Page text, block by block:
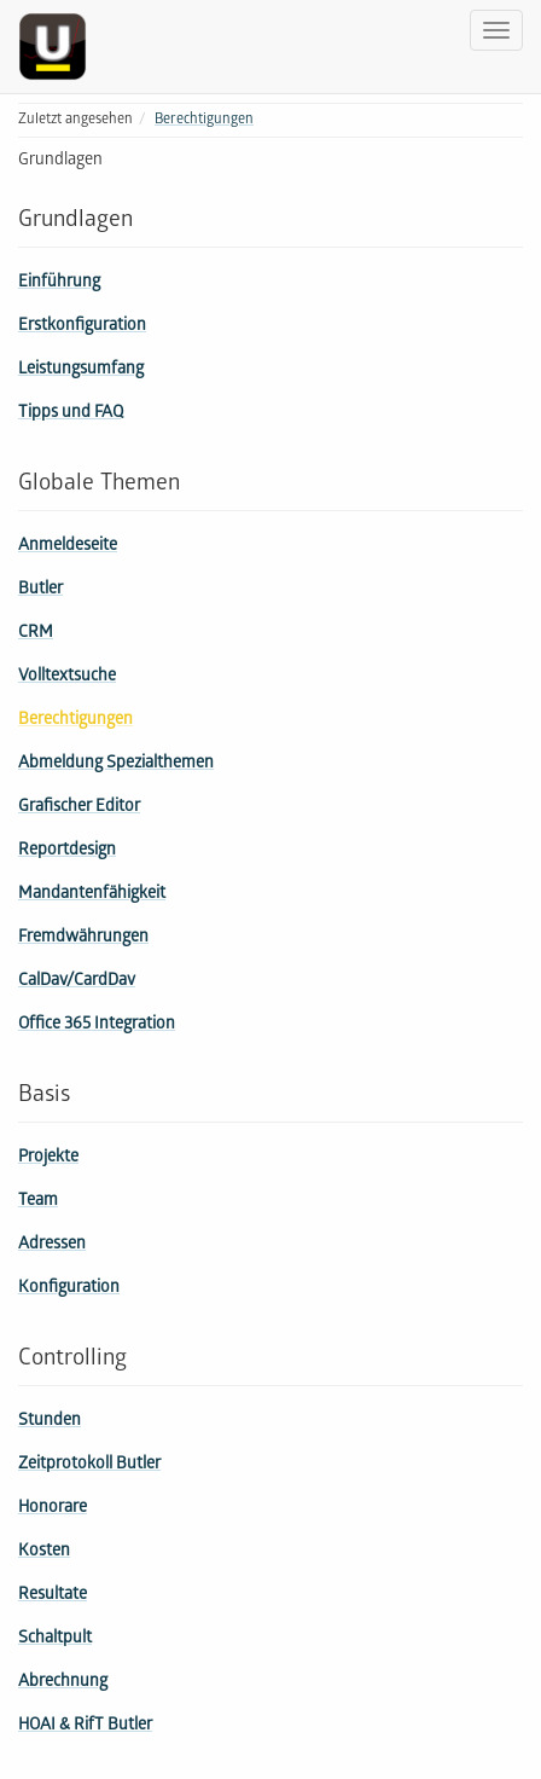
Zuletzt angesehen Berechtigungen
Grundlagen
Grundlagen
Einführung
Erstkonfiguration
Leistungsumfang
Tipps und FAQ
Globale Themen
Anmeldeseite
Butler
CRM
Volltextsuche
Berechtigungen
Abmeldung Spezialthemen
Grafischer Editor
Reportdesign
Mandantenfähigkeit
Fremdwährungen
CalDav/CardDav
Office 365 Integration
Basis
Projekte
Team
Adressen
Konfiguration
Controlling
Stunden
Zeitprotokoll Butler
Honorare
Kosten
Resultate
Schaltpult
Abrechnung
HOAI & RifT Butler